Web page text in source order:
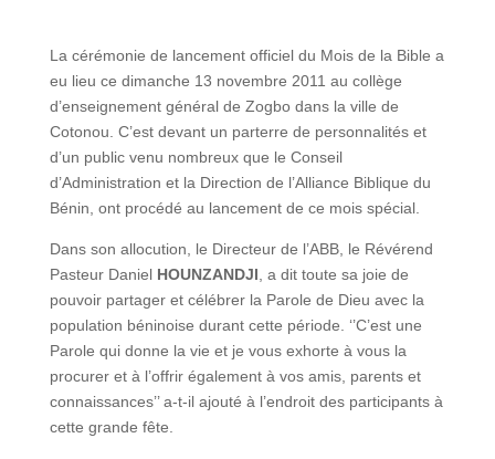
La cérémonie de lancement officiel du Mois de la Bible a
eu lieu ce dimanche 13 novembre 2011 au collège
d’enseignement général de Zogbo dans la ville de
Cotonou. C’est devant un parterre de personnalités et
d’un public venu nombreux que le Conseil
d’Administration et la Direction de l’Alliance Biblique du
Bénin, ont procédé au lancement de ce mois spécial.
Dans son allocution, le Directeur de l’ABB, le Révérend
Pasteur Daniel HOUNZANDJI , a dit toute sa joie de
pouvoir partager et célébrer la Parole de Dieu avec la
population béninoise durant cette période. ‘’C’est une
Parole qui donne la vie et je vous exhorte à vous la
procurer et à l’offrir également à vos amis, parents et
connaissances’’ a-t-il ajouté à l’endroit des participants à
cette grande fête.